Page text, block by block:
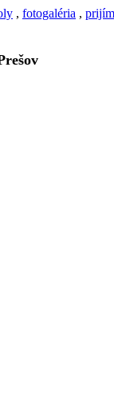
, fotogaléria ,